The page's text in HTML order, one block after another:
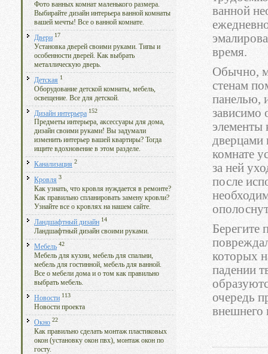
Фото ванных комнат маленького размера.
Выбирайте дизайн интерьера ванной комнаты
вашей мечты! Все о ванной комнате.
Двери 17
Установка дверей своими руками. Типы и
особенности дверей. Как выбрать
металлическую дверь.
Детская 1
Оборудование детской комнаты, мебель,
освещение. Все для детской.
Дизайн интерьера 152
Предметы интерьера, аксессуары для дома,
дизайн своими руками! Вы задумали
изменить интерьер вашей квартиры? Тогда
ищите вдохновение в этом разделе.
Канализация 2
Кровля 3
Как узнать, что кровля нуждается в ремонте?
Как правильно спланировать замену кровли?
Узнайте все о кровлях на нашем сайте.
Ландшафтный дизайн 14
Ландшафтный дизайн своими руками.
Мебель 42
Мебель для кухни, мебель для спальни,
мебель для гостинной, мебель для ванной.
Все о мебели дома и о том как правильно
выбрать мебель.
Новости 113
Новости проекта
Окно 22
Как правильно сделать монтаж пластиковых
окон (установку окон пвх), монтаж окон по
госту.
ванной
время.
Обычно,
стенам
панелью,
зависимо
дверцами
комнате
за ней
после
Берегите
которых
падении
очередь
внешнего